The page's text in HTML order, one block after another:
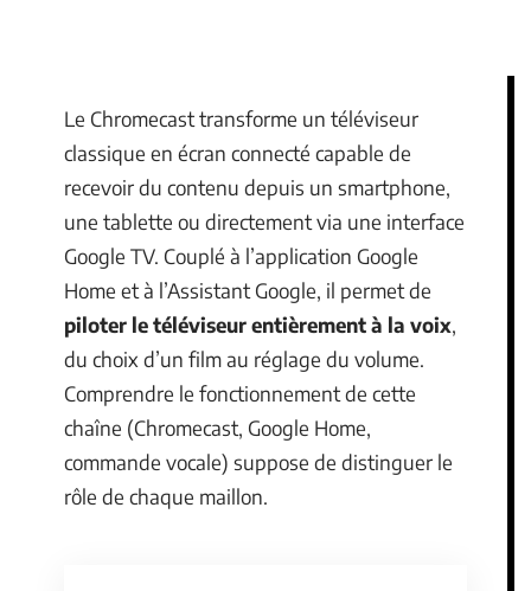
Le Chromecast transforme un téléviseur
classique en écran connecté capable de
recevoir du contenu depuis un smartphone,
une tablette ou directement via une interface
Google TV. Couplé à l’application Google
Home et à l’Assistant Google, il permet de
piloter le téléviseur entièrement à la voix,
du choix d’un film au réglage du volume.
Comprendre le fonctionnement de cette
chaîne (Chromecast, Google Home,
commande vocale) suppose de distinguer le
rôle de chaque maillon.